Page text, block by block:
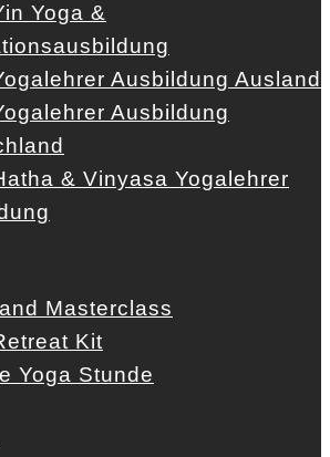
Yoga &
Ausbildung Ausland
Ausbildung
& Vinyasa Yogalehrer
Masterclass
Kit
Yoga Stunde